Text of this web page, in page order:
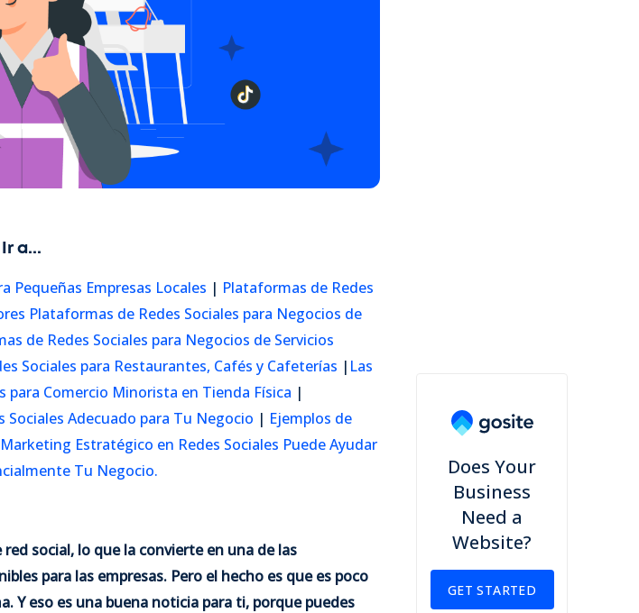
Ir a...
Pequeñas Empresas Locales | Plataformas de Redes
Plataformas de Redes Sociales para Negocios de
de Redes Sociales para Negocios de Servicios
Sociales para Restaurantes, Cafés y Cafeterías | Las
para Comercio Minorista en Tienda Física |
Adecuado para Tu Negocio | Ejemplos de
Marketing Estratégico en Redes Sociales Puede Ayudar
Tu Negocio.
social, lo que la convierte en una de las
para las empresas. Pero el hecho es que es poco
Y eso es una buena noticia para ti, porque puedes
Does Your
Business
Need a
Website?
GET STARTED